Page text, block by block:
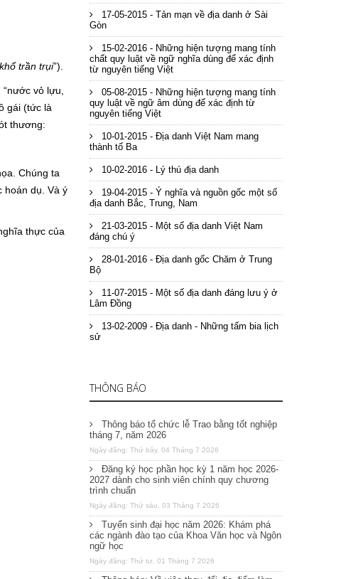
trần trụi”).
vỏ lựu,
gái (tức là
thương:
Chúng ta
hoán dụ. Và ý
thực của
17-05-2015 - Tản mạn về địa danh ở Sài
Gòn
15-02-2016 - Những hiện tượng mang tính
chất quy luật về ngữ nghĩa dùng để xác định
từ nguyên tiếng Việt
05-08-2015 - Những hiện tượng mang tính
quy luật về ngữ âm dùng để xác định từ
nguyên tiếng Việt
10-01-2015 - Địa danh Việt Nam mang
thành tố Ba
10-02-2016 - Lý thú địa danh
19-04-2015 - Ý nghĩa và nguồn gốc một số
địa danh Bắc, Trung, Nam
21-03-2015 - Một số địa danh Việt Nam
đáng chú ý
28-01-2016 - Địa danh gốc Chăm ở Trung
Bộ
11-07-2015 - Một số địa danh đáng lưu ý ở
Lâm Đồng
13-02-2009 - Địa danh - Những tấm bia lịch
sử
THÔNG BÁO
Thông báo tổ chức lễ Trao bằng tốt nghiệp
tháng 7, năm 2026
Ngày đăng: Thứ bảy, 04 Tháng 7 2026
Đăng ký học phần học kỳ 1 năm học 2026-
2027 dành cho sinh viên chính quy chương
trình chuẩn
Ngày đăng: Thứ sáu, 03 Tháng 7 2026
Tuyển sinh đại học năm 2026: Khám phá
các ngành đào tạo của Khoa Văn học và Ngôn
ngữ học
Ngày đăng: Thứ tư, 01 Tháng 7 2026